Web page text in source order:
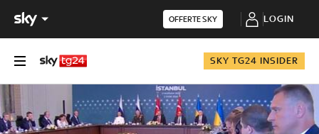
OFFERTE SKY LOGIN
SKY TG24 INSIDER